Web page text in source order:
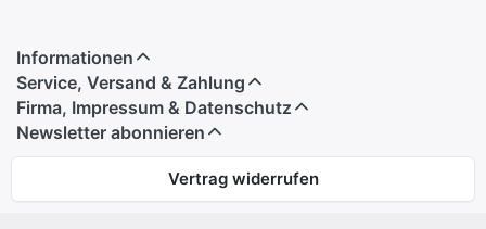
Informationen
Service, Versand & Zahlung
Firma, Impressum & Datenschutz
Newsletter abonnieren
Vertrag widerrufen